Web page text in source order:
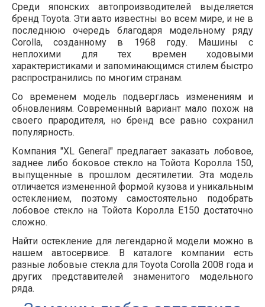
Среди японских автопроизводителей выделяется
бренд Toyota. Эти авто известны во всем мире, и не в
последнюю очередь благодаря модельному ряду
Corolla, созданному в 1968 году. Машины с
неплохими для тех времен ходовыми
характеристиками и запоминающимся стилем быстро
распространились по многим странам.
Со временем модель подверглась изменениям и
обновлениям. Современный вариант мало похож на
своего прародителя, но бренд все равно сохранил
популярность.
Компания "XL General" предлагает заказать лобовое,
заднее либо боковое стекло на Тойота Королла 150,
выпущенные в прошлом десятилетии. Эта модель
отличается измененной формой кузова и уникальным
остеклением, поэтому самостоятельно подобрать
лобовое стекло на Тойота Королла Е150 достаточно
сложно.
Найти остекление для легендарной модели можно в
нашем автосервисе. В каталоге компании есть
разные лобовые стекла для Toyota Corolla 2008 года и
других представителей знаменитого модельного
ряда.